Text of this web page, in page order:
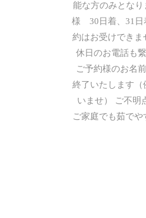
能な方のみとな
様 30日着、31
約はお受けでき
休日のお電話も
ご予約様のお名
終了いたします
いませ） ご不明
ご家庭でも茹で